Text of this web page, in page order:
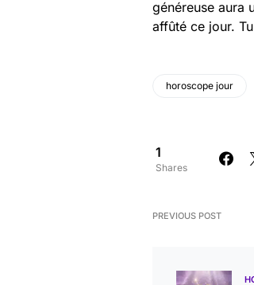
généreuse aura
affûté ce jour.
horoscope jour
1
Shares
PREVIOUS POST